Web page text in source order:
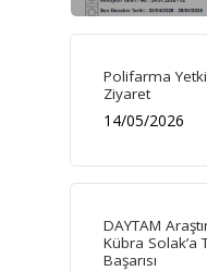
Polifarma
Ziyaret
14/05/2026
DAYTAM
Kübra Solak’a
Başarısı